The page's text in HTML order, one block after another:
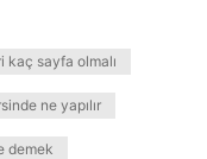
kaç sayfa olmalı
ne yapılır
demek